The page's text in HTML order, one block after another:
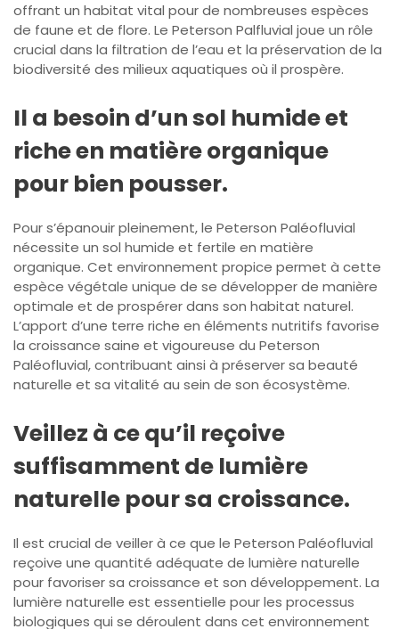
offrant un habitat vital pour de nombreuses espèces
de faune et de flore. Le Peterson Palfluvial joue un rôle
crucial dans la filtration de l’eau et la préservation de la
biodiversité des milieux aquatiques où il prospère.
Il a besoin d’un sol humide et
riche en matière organique
pour bien pousser.
Pour s’épanouir pleinement, le Peterson Paléofluvial
nécessite un sol humide et fertile en matière
organique. Cet environnement propice permet à cette
espèce végétale unique de se développer de manière
optimale et de prospérer dans son habitat naturel.
L’apport d’une terre riche en éléments nutritifs favorise
la croissance saine et vigoureuse du Peterson
Paléofluvial, contribuant ainsi à préserver sa beauté
naturelle et sa vitalité au sein de son écosystème.
Veillez à ce qu’il reçoive
suffisamment de lumière
naturelle pour sa croissance.
Il est crucial de veiller à ce que le Peterson Paléofluvial
reçoive une quantité adéquate de lumière naturelle
pour favoriser sa croissance et son développement. La
lumière naturelle est essentielle pour les processus
biologiques qui se déroulent dans cet environnement